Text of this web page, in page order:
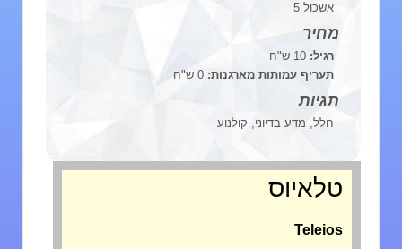
תעריף עמותות מארגנות:0 ש"ח
חלל, מדע בדיוני, קולנוע
טלאיוס
Teleios